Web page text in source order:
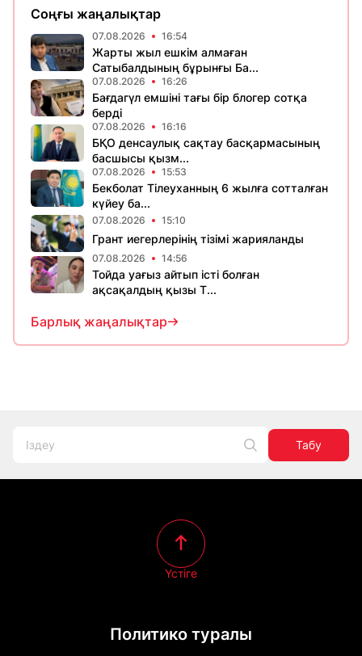
Соңғы жаңалықтар
07.08.2026 16:54
Жарты жыл ешкім алмаған
Сатыбалдының бұрынғы Ба...
07.08.2026 16:26
Бағдагүл емшіні тағы бір блогер сотқа
берді
07.08.2026 16:16
БҚО денсаулық сақтау басқармасының
басшысы қызм...
07.08.2026 15:53
Бекболат Тілеуханның 6 жылға сотталған
күйеу ба...
07.08.2026 15:10
Грант иегерлерінің тізімі жарияланды
07.08.2026 14:56
Тойда уағыз айтып істі болған
ақсақалдың қызы Т...
Барлық жаңалықтар
Табу
Политико туралы
Үстіге